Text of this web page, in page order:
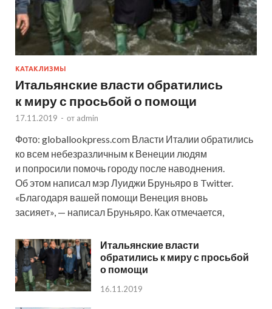
КАТАКЛИЗМЫ
Итальянские власти обратились
к миру с просьбой о помощи
17.11.2019 - от admin
Фото: globallookpress.com Власти Италии обратились
ко всем небезразличным к Венеции людям
и попросили помочь городу после наводнения.
Об этом написал мэр Луиджи Бруньяро в Twitter.
«Благодаря вашей помощи Венеция вновь
засияет», — написал Бруньяро. Как отмечается,
Итальянские власти
обратились к миру с просьбой
о помощи
16.11.2019